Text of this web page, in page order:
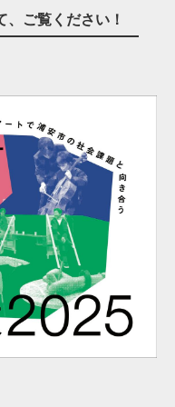
ご覧ください！